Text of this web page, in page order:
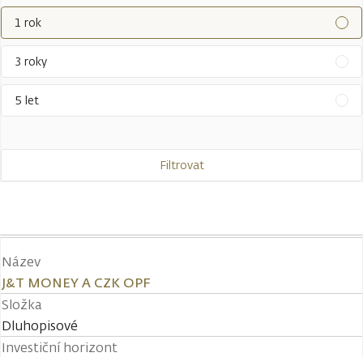
1 rok
3 roky
5 let
Filtrovat
Název
J&T MONEY A CZK OPF
Složka
Dluhopisové
Investiční horizont